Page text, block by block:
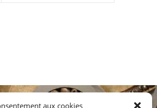
aux cookies